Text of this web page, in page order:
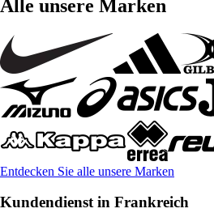
Alle unsere Marken
Entdecken Sie alle unsere Marken
Kundendienst in Frankreich